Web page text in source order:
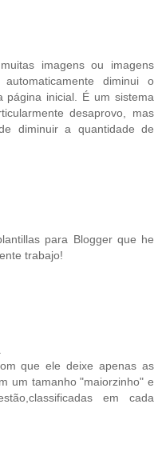
imagens ou imagens
diminui o
página inicial. É um sistema
desaprovo, mas
diminuir a quantidade de
para Blogger que he
trabajo!
que ele deixe apenas as
um tamanho "maiorzinho" e
em cada